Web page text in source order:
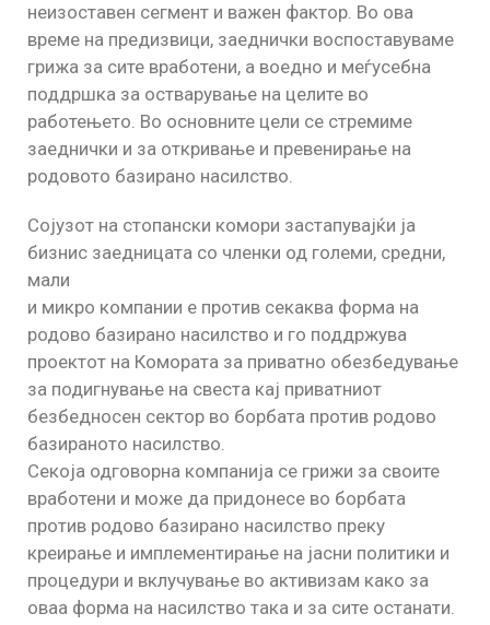
неизоставен сегмент и важен фактор. Во ова
време на предизвици, заеднички воспоставуваме
грижа за сите вработени, а воедно и меѓусебна
поддршка за остварување на целите во
работењето. Во основните цели се стремиме
заеднички и за откривање и превенирање на
родовото базирано насилство.
Сојузот на стопански комори застапувајќи ја
бизнис заедницата со членки од големи, средни,
мали
и микро компании е против секаква форма на
родово базирано насилство и го поддржува
проектот на Комората за приватно обезбедување
за подигнување на свеста кај приватниот
безбедносен сектор во борбата против родово
базираното насилство.
Секоја одговорна компанија се грижи за своите
вработени и може да придонесе во борбата
против родово базирано насилство преку
креирање и имплементирање на јасни политики и
процедури и вклучување во активизам како за
оваа форма на насилство така и за сите останати.